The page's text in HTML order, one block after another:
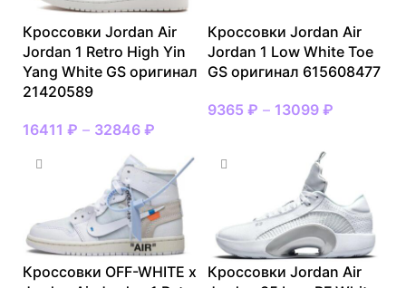
Кроссовки Jordan Air
Jordan 1 Retro High Yin
Yang White GS оригинал
21420589
16411 ₽ – 32846 ₽
Кроссовки Jordan Air
Jordan 1 Low White Toe
GS оригинал 615608477
9365 ₽ – 13099 ₽
Кроссовки OFF-WHITE x
Кроссовки Jordan Air